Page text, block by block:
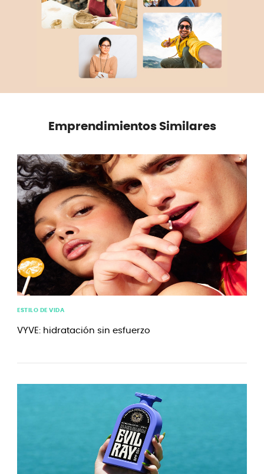
Emprendimientos Similares
ESTILO DE VIDA
VYVE: hidratación sin esfuerzo